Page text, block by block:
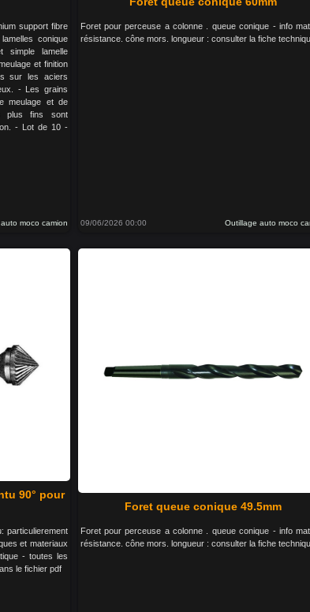
support fibre
conique
simple lamelle
et finition
sur les aciers
- Les grains
meulage et de
plus fins sont
- Lot de 10 -
moco camion
Foret pour perceuse a colonne . queue conique - info
résistance. cône mors. longueur : consulter la fiche
09/06/2026 00:00 Outillage auto moco
90° pour
particulierement
et materiaux
- toutes les
le fichier pdf
Foret queue conique 49.5mm
Foret pour perceuse a colonne . queue conique - info
résistance. cône mors. longueur : consulter la fiche